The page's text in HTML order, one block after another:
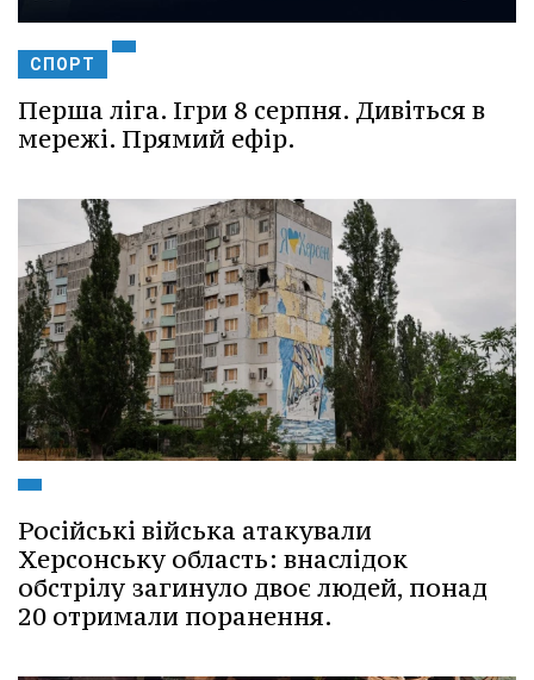
СПОРТ
Перша ліга. Ігри 8 серпня. Дивіться в
мережі. Прямий ефір.
Російські війська атакували
Херсонську область: внаслідок
обстрілу загинуло двоє людей, понад
20 отримали поранення.